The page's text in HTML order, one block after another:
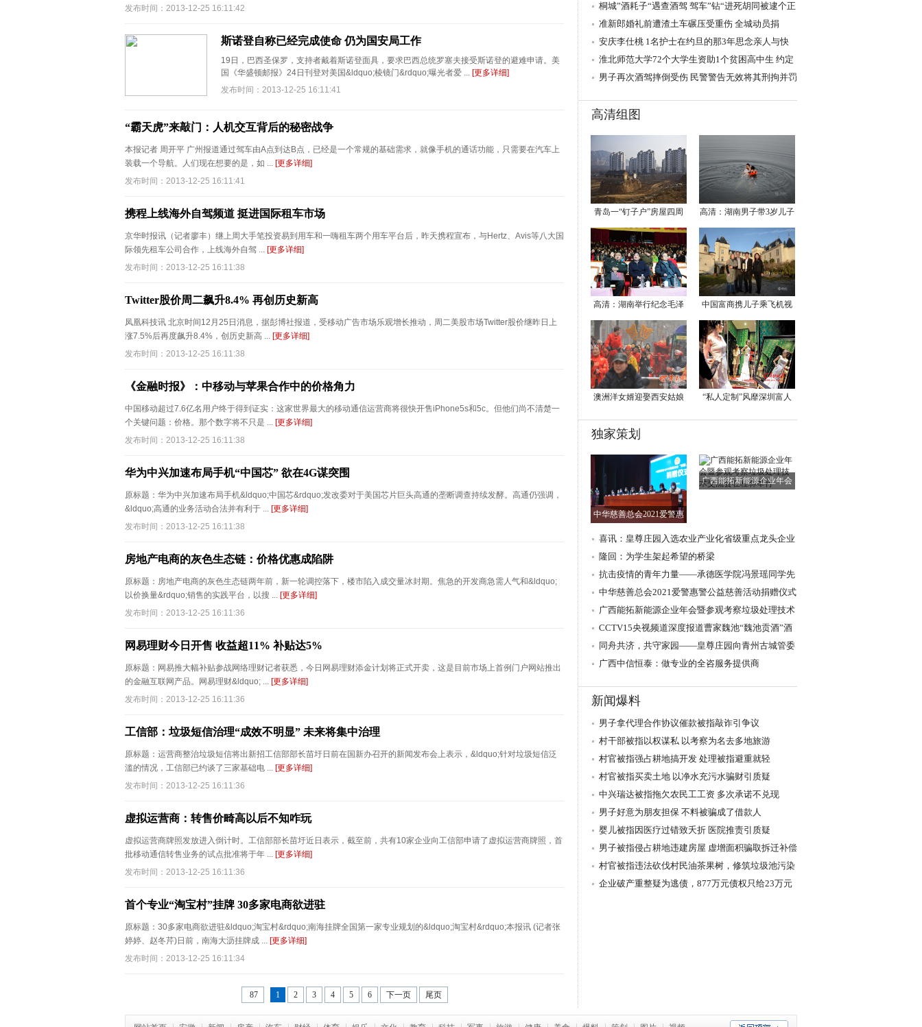
发布时间：2013-12-25 16:11:42
斯诺登自称已经完成使命 仍为国安局工作
19日，巴西圣保罗，支持者戴着斯诺登面具，要求巴西总统罗塞夫接受斯诺登的避难申请。美
国《华盛顿邮报》24日刊登对美国&ldquo;棱镜门&rdquo;曝光者爱 ... [更多详细]
发布时间：2013-12-25 16:11:41
“霸天虎”来敲门：人机交互背后的秘密战争
本报记者 周开平 广州报道通过驾车由A点到达B点，已经是一个常规的基础需求，就像手机的通话功能，只需要在汽车上
装载一个导航。人们现在想要的是，如 ... [更多详细]
发布时间：2013-12-25 16:11:41
携程上线海外自驾频道 挺进国际租车市场
京华时报讯（记者廖丰）继上周大手笔投资易到用车和一嗨租车两个用车平台后，昨天携程宣布，与Hertz、Avis等八大国
际领先租车公司合作，上线海外自驾 ... [更多详细]
发布时间：2013-12-25 16:11:38
Twitter股价周二飙升8.4% 再创历史新高
凤凰科技讯 北京时间12月25日消息，据彭博社报道，受移动广告市场乐观增长推动，周二美股市场Twitter股价继昨日上
涨7.5%后再度飙升8.4%，创历史新高 ... [更多详细]
发布时间：2013-12-25 16:11:38
《金融时报》：中移动与苹果合作中的价格角力
中国移动超过7.6亿名用户终于得到证实：这家世界最大的移动通信运营商将很快开售iPhone5s和5c。但他们尚不清楚一
个关键问题：价格。那个数字将不只是 ... [更多详细]
发布时间：2013-12-25 16:11:38
华为中兴加速布局手机“中国芯” 欲在4G谋突围
原标题：华为中兴加速布局手机&ldquo;中国芯&rdquo;发改委对于美国芯片巨头高通的垄断调查持续发酵。高通仍强调，
&ldquo;高通的业务活动合法并有利于 ... [更多详细]
发布时间：2013-12-25 16:11:38
房地产电商的灰色生态链：价格优惠成陷阱
原标题：房地产电商的灰色生态链两年前，新一轮调控落下，楼市陷入成交量冰封期。焦急的开发商急需人气和&ldquo;
以价换量&rdquo;销售的实践平台，以搜 ... [更多详细]
发布时间：2013-12-25 16:11:36
网易理财今日开售 收益超11% 补贴达5%
原标题：网易推大幅补贴参战网络理财记者获悉，今日网易理财添金计划将正式开卖，这是目前市场上首例门户网站推出
的金融互联网产品。网易理财&ldquo; ... [更多详细]
发布时间：2013-12-25 16:11:36
工信部：垃圾短信治理“成效不明显” 未来将集中治理
原标题：运营商整治垃圾短信将出新招工信部部长苗圩日前在国新办召开的新闻发布会上表示，&ldquo;针对垃圾短信泛
滥的情况，工信部已约谈了三家基础电 ... [更多详细]
发布时间：2013-12-25 16:11:36
虚拟运营商：转售价畸高以后不知咋玩
虚拟运营商牌照发放进入倒计时。工信部部长苗圩近日表示，截至前，共有10家企业向工信部申请了虚拟运营商牌照，首
批移动通信转售业务的试点批准将于年 ... [更多详细]
发布时间：2013-12-25 16:11:36
首个专业“淘宝村”挂牌 30多家电商欲进驻
原标题：30多家电商欲进驻&ldquo;淘宝村&rdquo;南海挂牌全国第一家专业规划的&ldquo;淘宝村&rdquo;本报讯 (记者张
婷婷、赵冬芹)日前，南海大沥挂牌成 ... [更多详细]
发布时间：2013-12-25 16:11:34
87 1 2 3 4 5 6 下一页 尾页
施救
桐城”酒耗子“遇查酒驾 驾车”钻“进死胡同被逮个正
着
准新郎婚礼前遭渣土车碾压受重伤 全城动员捐
献“熊猫血”
安庆李仕桃 1名护士在约旦的那3年思念亲人与快
乐工作并存
淮北师范大学72个大学生资助1个贫困高中生 约定
一起毕业
男子再次酒驾摔倒受伤 民警警告无效将其刑拘并罚
高清组图
青岛一“钉子户”房屋四周
被挖空成“孤
高清：湖南男子带3岁儿子
冬泳 河水冰冷
高清：湖南举行纪念毛泽
东诞辰文艺晚会
中国富商携儿子乘飞机视
察法国葡萄园时
澳洲洋女婿迎娶西安姑娘
“私人定制”风靡深圳富人
独家策划
中华慈善总会2021爱警惠
广西能拓新能源企业年会
喜讯：皇尊庄园入选农业产业化省级重点龙头企业
隆回：为学生架起希望的桥梁
抗击疫情的青年力量——承德医学院冯景瑶同学先
进事迹
中华慈善总会2021爱警惠警公益慈善活动捐赠仪式
贵州举行
广西能拓新能源企业年会暨参观考察垃圾处理技术
交流会在桂林举
CCTV15央视频道深度报道曹家魏池“魏池贡酒”酒
香天下！
同舟共济，共守家园——皇尊庄园向青州古城管委
会捐赠防疫物资
广西中信恒泰：做专业的全咨服务提供商
新闻爆料
男子拿代理合作协议催款被指敲诈引争议
村干部被指以权谋私 以考察为名去多地旅游
村官被指强占耕地搞开发 处理被指避重就轻
村官被指买卖土地 以净水充污水骗财引质疑
中兴瑞达被指拖欠农民工工资 多次承诺不兑现
男子好意为朋友担保 不料被骗成了借款人
婴儿被指因医疗过错致夭折 医院推责引质疑
男子被指侵占耕地违建房屋 虚增面积骗取拆迁补偿
村官被指违法砍伐村民油茶果树，修筑垃圾池污染
环境
企业破产重整疑为逃债，877万元债权只给23万元